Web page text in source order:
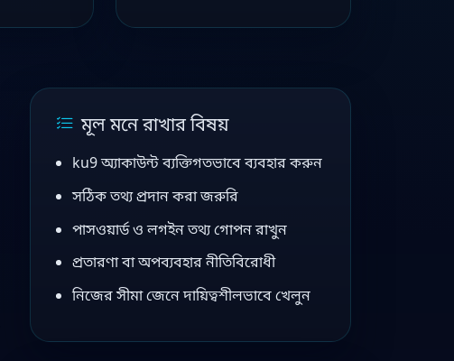
মূল মনে রাখার বিষয়
ku9 অ্যাকাউন্ট ব্যক্তিগতভাবে ব্যবহার করুন
সঠিক তথ্য প্রদান করা জরুরি
পাসওয়ার্ড ও লগইন তথ্য গোপন রাখুন
প্রতারণা বা অপব্যবহার নীতিবিরোধী
নিজের সীমা জেনে দায়িত্বশীলভাবে খেলুন